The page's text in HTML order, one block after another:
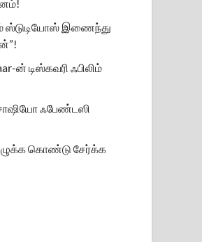
ஸ்டுடியோஸ் இணைந்து
ன் டிஸ்கவரி ஃபிலிம்
ஃபேண்டஸி
கொண்டு சேர்க்க